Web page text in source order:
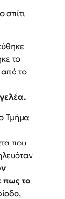
σπίτι
το
το
Τμήμα
που
πως το